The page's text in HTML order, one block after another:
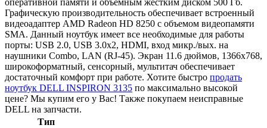
оперативной памяти и объемным жестким диском 500 Гб.
Графическую производительность обеспечивает встроенный
видеоадаптер AMD Radeon HD 8250 с объемом видеопамяти
SMA. Данный ноутбук имеет все необходимые для работы
порты: USB 2.0, USB 3.0x2, HDMI, вход микр./вых. на
наушники Combo, LAN (RJ-45). Экран 11.6 дюймов, 1366x768,
широкоформатный, сенсорный, мультитач обеспечивает
достаточный комфорт при работе. Хотите быстро продать
ноутбук DELL INSPIRON 3135 по максимально высокой
цене? Мы купим его у Вас! Также покупаем неисправные
DELL на запчасти.
Тип